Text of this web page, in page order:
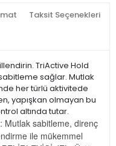
Taksit Seçenekleri
TriActive Hold
sağlar. Mutlak
her türlü aktivitede
yapışkan olmayan bu
altında tutar.
Mutlak sabitleme, direnç
ile mükemmel